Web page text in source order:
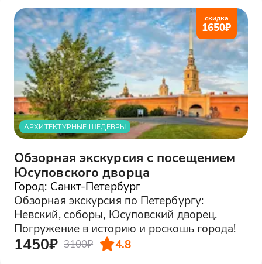
скидка
1650₽
АРХИТЕКТУРНЫЕ ШЕДЕВРЫ
Обзорная экскурсия с посещением
Юсуповского дворца
Город: Санкт-Петербург
Обзорная экскурсия по Петербургу:
Невский, соборы, Юсуповский дворец.
Погружение в историю и роскошь города!
1450₽ 3100₽ 4.8